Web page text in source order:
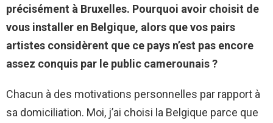
précisément à Bruxelles. Pourquoi avoir choisit de
vous installer en Belgique, alors que vos pairs
artistes considèrent que ce pays n’est pas encore
assez conquis par le public camerounais ?
Chacun à des motivations personnelles par rapport à
sa domiciliation. Moi, j’ai choisi la Belgique parce que